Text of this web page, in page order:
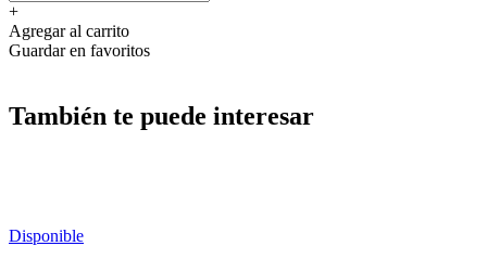
+
Agregar al carrito
Guardar en favoritos
También te puede interesar
Disponible